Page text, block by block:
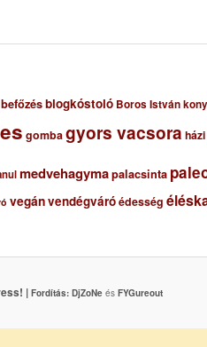
befőzésblogkóstoló Boros István
gombagyors vacsora
medvehagymapalacsinta
vegánvendégváróédesség
| Fordítás: DjZoNeés FYGureout